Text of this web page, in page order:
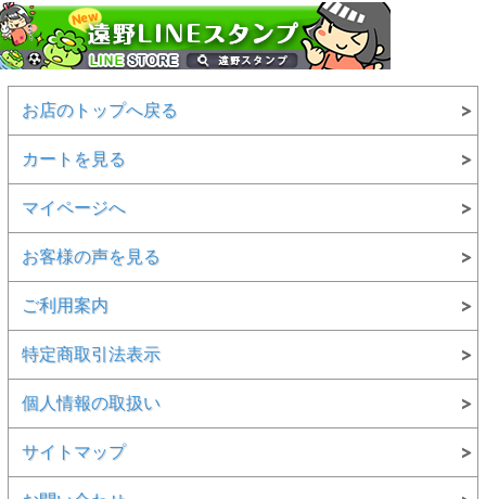
お店のトップへ戻る
カートを見る
マイページへ
お客様の声を見る
ご利用案内
特定商取引法表示
個人情報の取扱い
サイトマップ